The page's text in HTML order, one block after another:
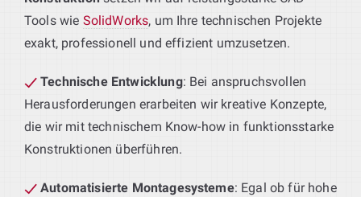
Tools wie SolidWorks, um Ihre technischen Projekte
exakt, professionell und effizient umzusetzen.
Technische Entwicklung: Bei anspruchsvollen
Herausforderungen erarbeiten wir kreative Konzepte,
die wir mit technischem Know-how in funktionsstarke
Konstruktionen überführen.
Automatisierte Montagesysteme: Egal ob für hohe